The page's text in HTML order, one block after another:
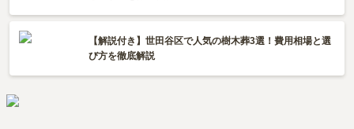
【解説付き】世田谷区で人気の樹木葬3選！費用相場と選
び方を徹底解説